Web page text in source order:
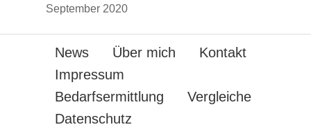
September 2020
News Über mich
Kontakt
Impressum
Bedarfsermittlung
Vergleiche
Datenschutz